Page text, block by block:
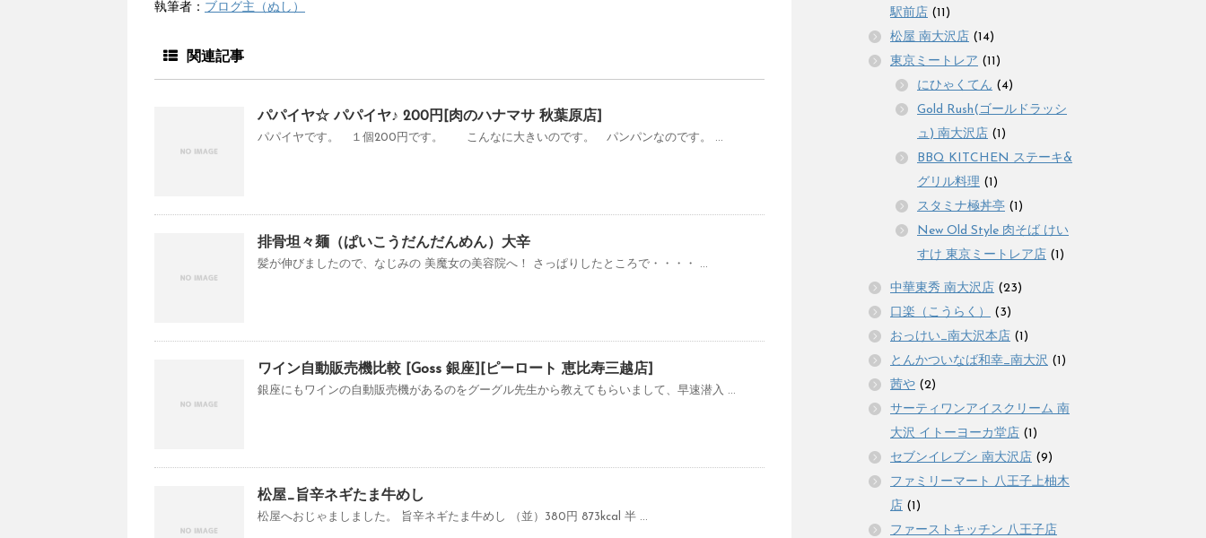
執筆者： ブログ主（ぬし）
関連記事
パパイヤ☆ パパイヤ♪ 200円[肉のハナマサ 秋葉原店]
パパイヤです。 １個200円です。 こんなに大きいのです。 パンパンなのです。 ...
排骨坦々麺（ぱいこうだんだんめん）大辛
髪が伸びましたので、なじみの 美魔女の美容院へ！ さっぱりしたところで・・・・ ...
ワイン自動販売機比較 [Goss 銀座][ピーロート 恵比寿三越店]
銀座にもワインの自動販売機があるのをグーグル先生から教えてもらいまして、早速潜入 ...
松屋_旨辛ネギたま牛めし
松屋へおじゃましました。 旨辛ネギたま牛めし （並）380円 873kcal 半 ...
駅前店 (11)
松屋 南大沢店 (14)
東京ミートレア (11)
にひゃくてん (4)
Gold Rush(ゴールドラッシ
ュ) 南大沢店 (1)
BBQ KITCHEN ステーキ&
グリル料理 (1)
スタミナ極丼亭 (1)
New Old Style 肉そば けい
すけ 東京ミートレア店 (1)
中華東秀 南大沢店 (23)
口楽（こうらく）
(3)
おっけい_南大沢本店 (1)
とんかついなば和幸_南大沢 (1)
茜や (2)
サーティワンアイスクリーム 南
大沢 イトーヨーカ堂店 (1)
セブンイレブン 南大沢店 (9)
ファミリーマート 八王子上柚木
店 (1)
ファーストキッチン 八王子店